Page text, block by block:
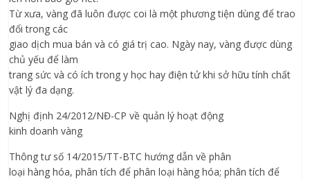
Từ xưa, vàng đã luôn được coi là một phương tiện dùng để trao
đổi trong các
giao dịch mua bán và có giá trị cao. Ngày nay, vàng được dùng
chủ yếu để làm
trang sức và có ích trong y học hay điện tử khi sở hữu tính chất
vật lý đa dạng.
Nghị định 24/2012/NĐ-CP về quản lý hoạt động
kinh doanh vàng
Thông tư số 14/2015/TT-BTC hướng dẫn về phân
loại hàng hóa, phân tích để phân loại hàng hóa; phân tích để